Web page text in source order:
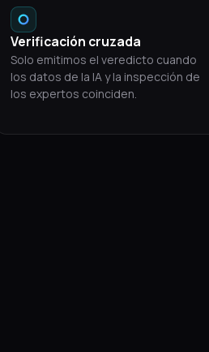
Verificación cruzada
Solo emitimos el veredicto cuando
los datos de la IA y la inspección de
los expertos coinciden.